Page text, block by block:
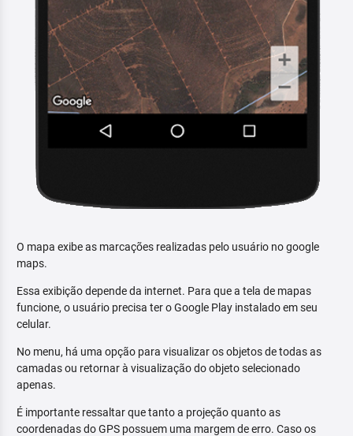
O mapa exibe as marcações realizadas pelo usuário no google
maps.
Essa exibição depende da internet. Para que a tela de mapas
funcione, o usuário precisa ter o Google Play instalado em seu
celular.
No menu, há uma opção para visualizar os objetos de todas as
camadas ou retornar à visualização do objeto selecionado
apenas.
É importante ressaltar que tanto a projeção quanto as
coordenadas do GPS possuem uma margem de erro. Caso os